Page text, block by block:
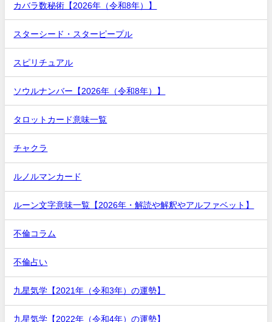
カバラ数秘術【2026年（令和8年）】
スターシード・スターピープル
スピリチュアル
ソウルナンバー【2026年（令和8年）】
タロットカード意味一覧
チャクラ
ルノルマンカード
ルーン文字意味一覧【2026年・解読や解釈やアルファベット】
不倫コラム
不倫占い
九星気学【2021年（令和3年）の運勢】
九星気学【2022年（令和4年）の運勢】